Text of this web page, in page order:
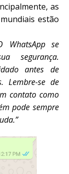
as
estão
WhatsApp se
segurança.
antes de
Lembre-se de
contato como
pode sempre